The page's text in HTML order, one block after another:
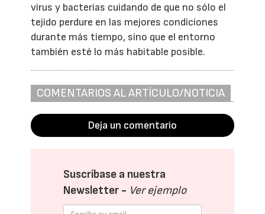
virus y bacterias cuidando de que no sólo el
tejido perdure en las mejores condiciones
durante más tiempo, sino que el entorno
también esté lo más habitable posible.
COMENTARIOS AL ARTÍCULO/NOTICIA
Deja un comentario
Suscríbase a nuestra
Newsletter - Ver ejemplo